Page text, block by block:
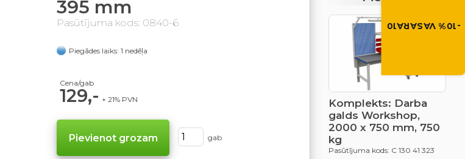
grozā.
-10% VASARA10
395 mm
Pasūtījuma kods: 0840-6
Piegādes laiks: 1 nedēļa
Cena/gab
129,- + 21% PVN
gab
Komplekts: Darba
galds Workshop,
2000 x 750 mm, 750
kg
Pasūtījuma kods: C 130 41 323